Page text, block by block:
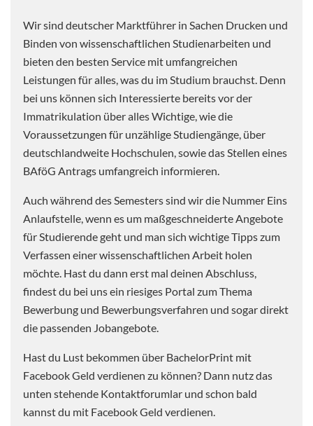
Wir sind deutscher Marktführer in Sachen Drucken und
Binden von wissenschaftlichen Studienarbeiten und
bieten den besten Service mit umfangreichen
Leistungen für alles, was du im Studium brauchst. Denn
bei uns können sich Interessierte bereits vor der
Immatrikulation über alles Wichtige, wie die
Voraussetzungen für unzählige Studiengänge, über
deutschlandweite Hochschulen, sowie das Stellen eines
BAföG Antrags umfangreich informieren.
Auch während des Semesters sind wir die Nummer Eins
Anlaufstelle, wenn es um maßgeschneiderte Angebote
für Studierende geht und man sich wichtige Tipps zum
Verfassen einer wissenschaftlichen Arbeit holen
möchte. Hast du dann erst mal deinen Abschluss,
findest du bei uns ein riesiges Portal zum Thema
Bewerbung und Bewerbungsverfahren und sogar direkt
die passenden Jobangebote.
Hast du Lust bekommen über BachelorPrint mit
Facebook Geld verdienen zu können? Dann nutz das
unten stehende Kontaktforumlar und schon bald
kannst du mit Facebook Geld verdienen.